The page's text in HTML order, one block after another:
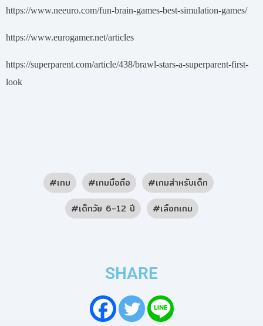
https://www.neeuro.com/fun-brain-games-best-simulation-games/
https://www.eurogamer.net/articles
https://superparent.com/article/438/brawl-stars-a-superparent-first-
look
เกม เกมมือถือ
เกมสำหรับเด็ก
เด็กวัย 6-12 ปี
เลือกเกม
SHARE